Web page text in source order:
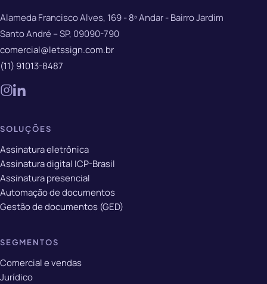
Alameda Francisco Alves, 169 - 8º Andar - Bairro Jardim
Santo André – SP, 09090-790
comercial@letssign.com.br
(11) 91013-8487
SOLUÇÕES
Assinatura eletrônica
Assinatura digital ICP-Brasil
Assinatura presencial
Automação de documentos
Gestão de documentos (GED)
SEGMENTOS
Comercial e vendas
Jurídico